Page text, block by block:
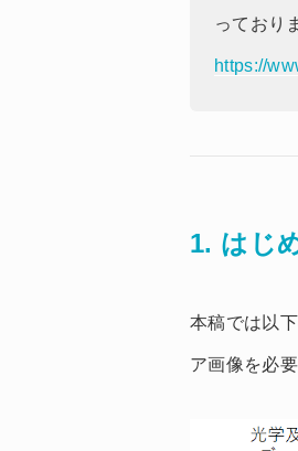
っており
https://
1. はじ
本稿では以
ア画像を必